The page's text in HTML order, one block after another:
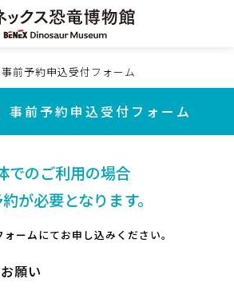
事前予約申込受付フォーム
事前予約申込受付フォーム
でのご利用の場合
が必要となります。
ームにてお申し込みください。
願い